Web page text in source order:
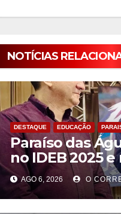
NOTÍCIAS
DESTAQUE EDUCAÇÃO
Paraíso das
no IDEB 2025
compromisso
pública de
AGO 6, 2026 O